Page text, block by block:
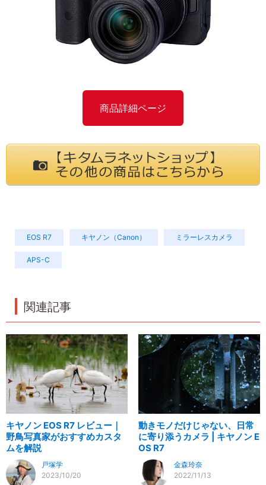
商品詳細ページ
EOS R7 キヤノン（Canon） ミラーレスカメラ
APS-C
関連記事
キヤノン EOS R7 レビュー｜
野鳥写真家がおすすめカスタ
ムを解説
戸塚学
2023/10/20
動きモノだけじゃない、日常
に寄り添うカメラ | キヤノン E
OS R7
金森玲奈
2022/11/13